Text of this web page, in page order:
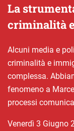
La
criminalità
Alcuni media e
criminalità e
complessa.
fenomeno a
processi
venerdì 3 Giugno